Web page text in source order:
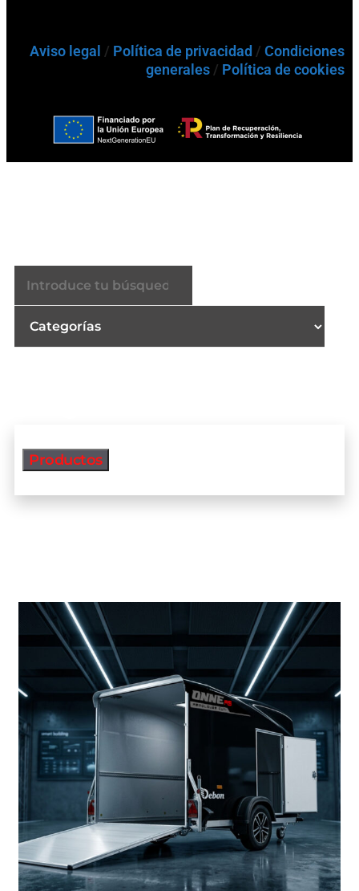
Aviso legal / Política de privacidad / Condiciones
generales / Política de cookies
Productos